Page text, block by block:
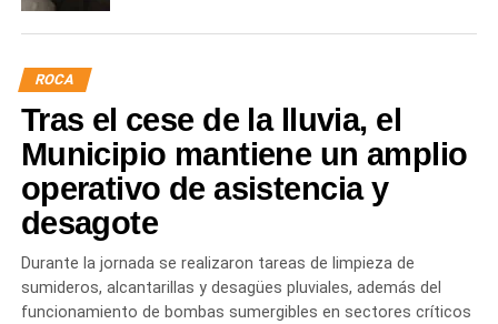
ROCA
Tras el cese de la lluvia, el
Municipio mantiene un amplio
operativo de asistencia y
desagote
Durante la jornada se realizaron tareas de limpieza de
sumideros, alcantarillas y desagües pluviales, además del
funcionamiento de bombas sumergibles en sectores críticos